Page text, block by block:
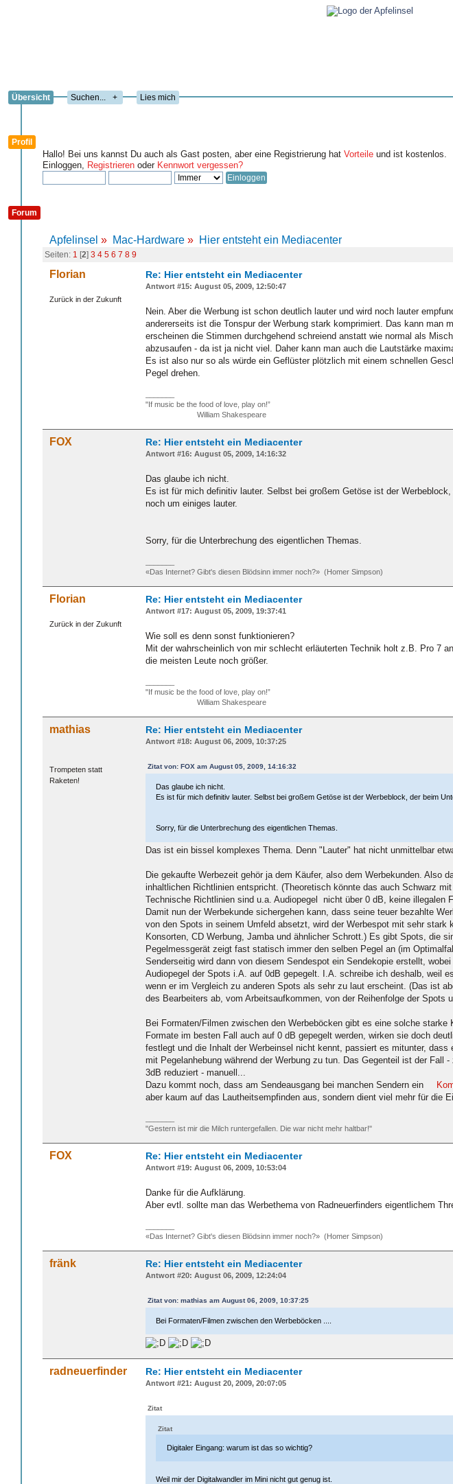
Übersicht + Lies mich
Profil
Hallo! Bei uns kannst Du auch als Gast posten, aber eine Registrierung hat Vorteile und ist kostenlos.
Einloggen, Registrieren oder Kennwort vergessen?
Forum
Apfelinsel » Mac-Hardware » Hier entsteht ein Mediacenter
Seiten: 1 [2] 3 4 5 6 7 8 9
Florian
Zurück in der Zukunft
Re: Hier entsteht ein Mediacenter
Antwort #15: August 05, 2009, 12:50:47
Nein. Aber die Werbung ist schon deutlich lauter und wird noch lauter
andererseits ist die Tonspur der Werbung stark komprimiert. Das kann man
erscheinen die Stimmen durchgehend schreiend anstatt wie normal als
abzusaufen - da ist ja nicht viel. Daher kann man auch die Lautstärke
Es ist also nur so als würde ein Geflüster plötzlich mit einem schnellen
Pegel drehen.
"If music be the food of love, play on!”
William Shakespeare
FOX Re: Hier entsteht ein Mediacenter
Antwort #16: August 05, 2009, 14:16:32
Das glaube ich nicht.
Es ist für mich definitiv lauter. Selbst bei großem Getöse ist der
noch um einiges lauter.
Sorry, für die Unterbrechung des eigentlichen Themas.
«Das Internet? Gibt's diesen Blödsinn immer noch?» (Homer Simpson)
Florian
Zurück in der Zukunft
Re: Hier entsteht ein Mediacenter
Antwort #17: August 05, 2009, 19:37:41
Wie soll es denn sonst funktionieren?
Mit der wahrscheinlich von mir schlecht erläuterten Technik holt z.B. Pro 7
die meisten Leute noch größer.
"If music be the food of love, play on!”
William Shakespeare
mathias
Trompeten statt
Raketen!
Re: Hier entsteht ein Mediacenter
Antwort #18: August 06, 2009, 10:37:25
Zitat von: FOX am August 05, 2009, 14:16:32
Das glaube ich nicht.
Es ist für mich definitiv lauter. Selbst bei großem Getöse ist der Werbeblock, der beim
Sorry, für die Unterbrechung des eigentlichen Themas.
Das ist ein bissel komplexes Thema. Denn "Lauter" hat nicht unmittelbar
Die gekaufte Werbezeit gehör ja dem Käufer, also dem Werbekunden. Also
inhaltlichen Richtlinien entspricht. (Theoretisch könnte das auch Schwarz
Technische Richtlinien sind u.a. Audiopegel nicht über 0 dB, keine illegalen
Damit nun der Werbekunde sichergehen kann, dass seine teuer bezahlte
von den Spots in seinem Umfeld absetzt, wird der Werbespot mit sehr
Konsorten, CD Werbung, Jamba und ähnlicher Schrott.) Es gibt Spots, die
Pegelmessgerät zeigt fast statisch immer den selben Pegel an (im
Senderseitig wird dann von diesem Sendespot ein Sendekopie erstellt,
Audiopegel der Spots i.A. auf 0dB gepegelt. I.A. schreibe ich deshalb, weil
wenn er im Vergleich zu anderen Spots als sehr zu laut erscheint. (Das ist
des Bearbeiters ab, vom Arbeitsaufkommen, von der Reihenfolge der Spots
Bei Formaten/Filmen zwischen den Werbeböcken gibt es eine solche
Formate im besten Fall auch auf 0 dB gepegelt werden, wirken sie doch
festlegt und die Inhalt der Werbeinsel nicht kennt, passiert es mitunter,
mit Pegelanhebung während der Werbung zu tun. Das Gegenteil ist der Fall
3dB reduziert - manuell...
Dazu kommt noch, dass am Sendeausgang bei manchen Sendern ein
aber kaum auf das Lautheitsempfinden aus, sondern dient viel mehr für die
"Gestern ist mir die Milch runtergefallen. Die war nicht mehr haltbar!"
FOX Re: Hier entsteht ein Mediacenter
Antwort #19: August 06, 2009, 10:53:04
Danke für die Aufklärung.
Aber evtl. sollte man das Werbethema von Radneuerfinders eigentlichem
«Das Internet? Gibt's diesen Blödsinn immer noch?» (Homer Simpson)
fränk Re: Hier entsteht ein Mediacenter
Antwort #20: August 06, 2009, 12:24:04
Zitat von: mathias am August 06, 2009, 10:37:25
Bei Formaten/Filmen zwischen den Werbeböcken ....
radneuerfinder Re: Hier entsteht ein Mediacenter
Antwort #21: August 20, 2009, 20:07:05
Zitat
Zitat
Digitaler Eingang: warum ist das so wichtig?
Weil mir der Digitalwandler im Mini nicht gut genug ist.